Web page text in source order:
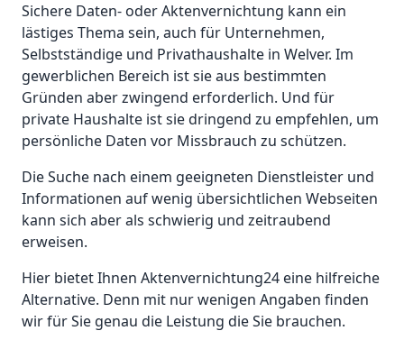
Sichere Daten- oder Aktenvernichtung kann ein
lästiges Thema sein, auch für Unternehmen,
Selbstständige und Privathaushalte in Welver. Im
gewerblichen Bereich ist sie aus bestimmten
Gründen aber zwingend erforderlich. Und für
private Haushalte ist sie dringend zu empfehlen, um
persönliche Daten vor Missbrauch zu schützen.
Die Suche nach einem geeigneten Dienstleister und
Informationen auf wenig übersichtlichen Webseiten
kann sich aber als schwierig und zeitraubend
erweisen.
Hier bietet Ihnen Aktenvernichtung24 eine hilfreiche
Alternative. Denn mit nur wenigen Angaben finden
wir für Sie genau die Leistung die Sie brauchen.